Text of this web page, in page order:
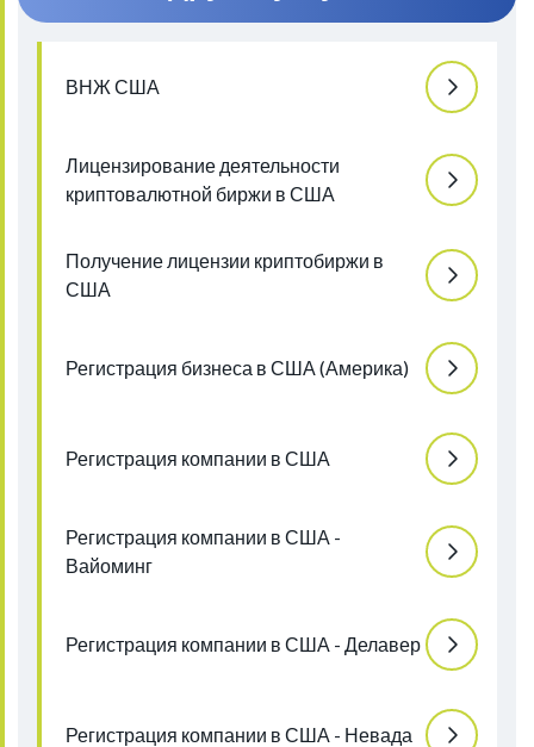
ВНЖ США
Лицензирование деятельности
криптовалютной биржи в США
Получение лицензии криптобиржи в
США
Регистрация бизнеса в США (Америка)
Регистрация компании в США
Регистрация компании в США -
Вайоминг
Регистрация компании в США - Делавер
Регистрация компании в США - Невада